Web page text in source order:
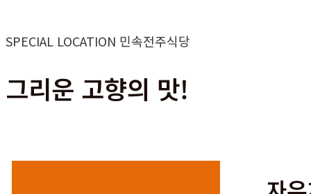
SPECIAL LOCATION 민속전주식당
그리운 고향의 맛!